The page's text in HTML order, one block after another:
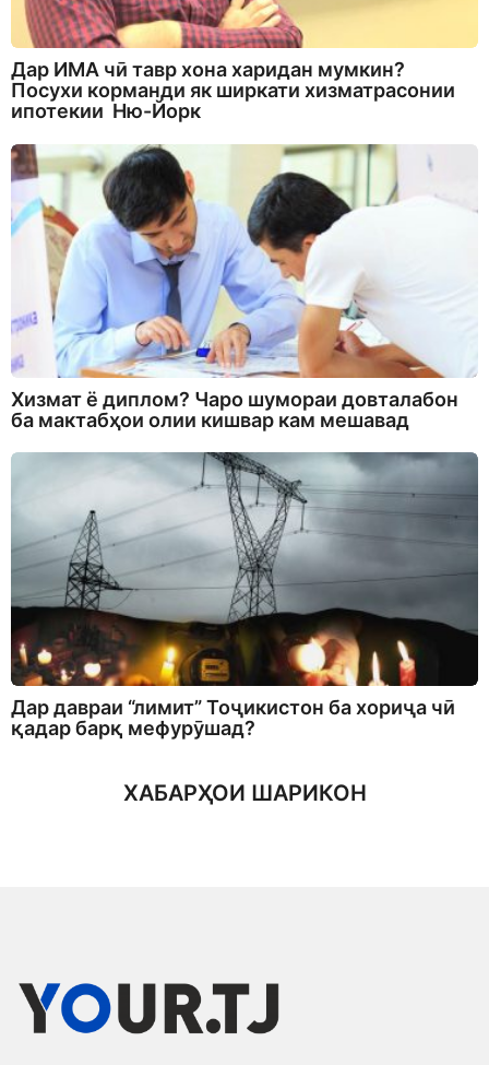
Дар ИМА чӣ тавр хона харидан мумкин?
Посухи корманди як ширкати хизматрасонии
ипотекии Ню-Йорк
Хизмат ё диплом? Чаро шумораи довталабон
ба мактабҳои олии кишвар кам мешавад
Дар давраи “лимит” Тоҷикистон ба хориҷа чӣ
қадар барқ мефурӯшад?
ХАБАРҲОИ ШАРИКОН